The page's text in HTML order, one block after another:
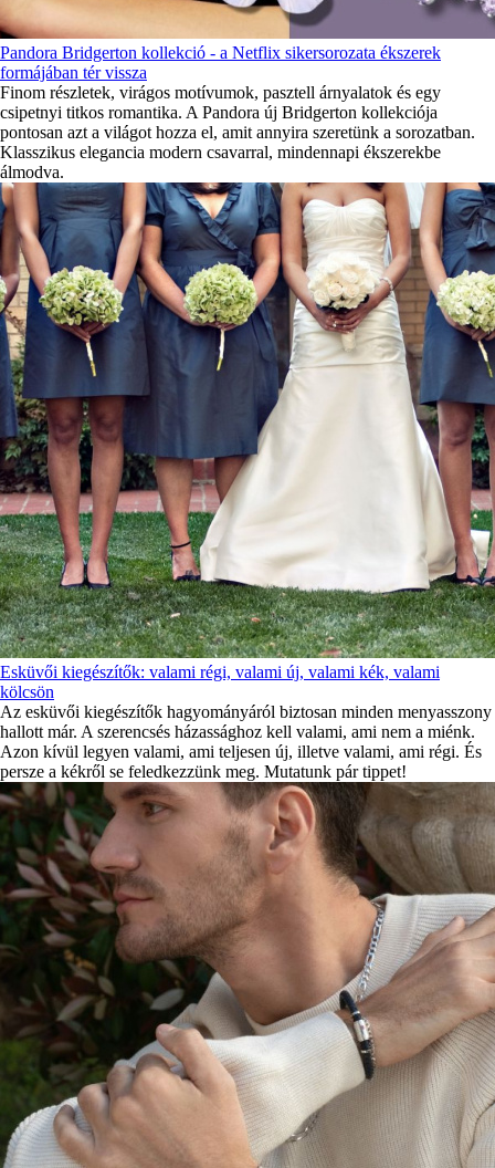
Pandora Bridgerton kollekció - a Netflix sikersorozata ékszerek
formájában tér vissza
Finom részletek, virágos motívumok, pasztell árnyalatok és egy
csipetnyi titkos romantika. A Pandora új Bridgerton kollekciója
pontosan azt a világot hozza el, amit annyira szeretünk a sorozatban.
Klasszikus elegancia modern csavarral, mindennapi ékszerekbe
álmodva.
Esküvői kiegészítők: valami régi, valami új, valami kék, valami
kölcsön
Az esküvői kiegészítők hagyományáról biztosan minden menyasszony
hallott már. A szerencsés házassághoz kell valami, ami nem a miénk.
Azon kívül legyen valami, ami teljesen új, illetve valami, ami régi. És
persze a kékről se feledkezzünk meg. Mutatunk pár tippet!